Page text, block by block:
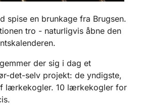
spise en brunkage fra Brugsen.
tro - naturligvis åbne den
der sig i dag et
det-selv projekt: de yndigste,
lærkekogler. 10 lærkekogler for